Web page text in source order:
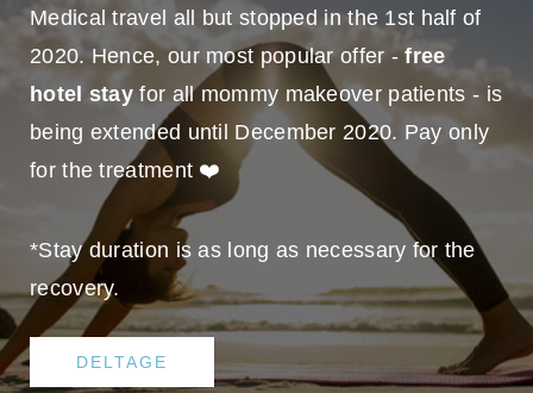
Medical travel all but stopped in the 1st half of
2020. Hence, our most popular offer -free
hotel stay for all mommy makeover patients - is
being extended until December 2020. Pay only
for the treatment ❤️
*Stay duration is as long as necessary for the
recovery.
DELTAGE